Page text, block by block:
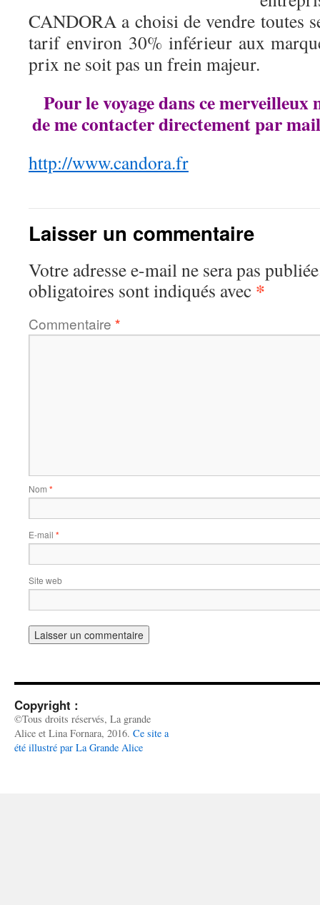
CANDORA a choisi de vendre toutes
tarif environ 30% inférieur aux
prix ne soit pas un frein majeur.
Pour le voyage dans ce
de me contacter directement par
http://www.candora.fr
Laisser un commentaire
Votre adresse e-mail ne sera pas
obligatoires sont indiqués avec *
Commentaire *
Nom *
E-mail *
Site web
Copyright :
©Tous droits réservés, La grande
Alice et Lina Fornara, 2016. Ce site a
été illustré par La Grande Alice